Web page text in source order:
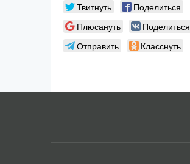
Твитнуть
Поделиться
Плюсануть
Поделиться
Отправить
Класснуть